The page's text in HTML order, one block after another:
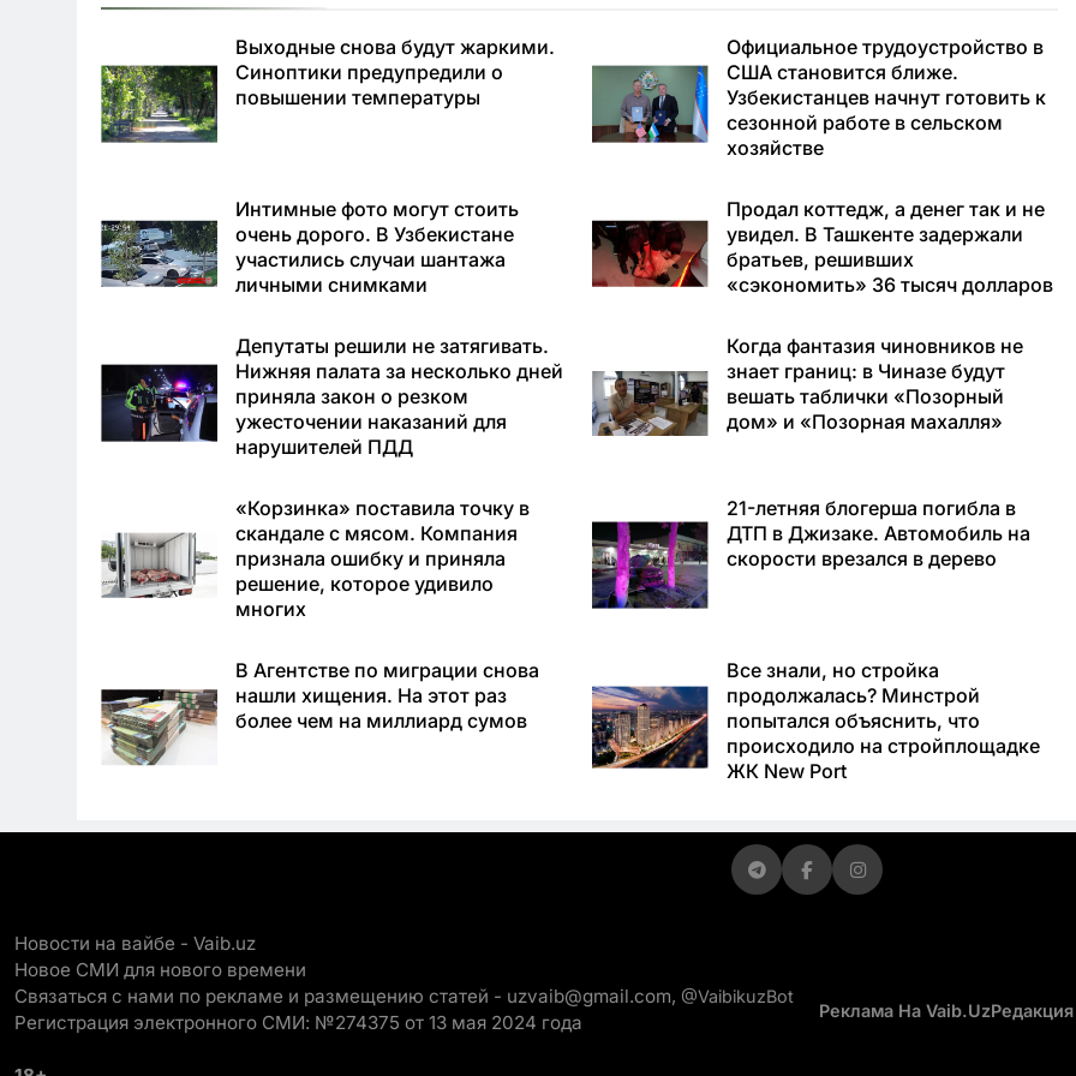
Выходные снова будут жаркими.
Синоптики предупредили о
повышении температуры
Официальное трудоустройство в
США становится ближе.
Узбекистанцев начнут готовить к
сезонной работе в сельском
хозяйстве
Интимные фото могут стоить
очень дорого. В Узбекистане
участились случаи шантажа
личными снимками
Продал коттедж, а денег так и не
увидел. В Ташкенте задержали
братьев, решивших
«сэкономить» 36 тысяч долларов
Депутаты решили не затягивать.
Нижняя палата за несколько дней
приняла закон о резком
ужесточении наказаний для
нарушителей ПДД
Когда фантазия чиновников не
знает границ: в Чиназе будут
вешать таблички «Позорный
дом» и «Позорная махалля»
«Корзинка» поставила точку в
скандале с мясом. Компания
признала ошибку и приняла
решение, которое удивило
многих
21-летняя блогерша погибла в
ДТП в Джизаке. Автомобиль на
скорости врезался в дерево
В Агентстве по миграции снова
нашли хищения. На этот раз
более чем на миллиард сумов
Все знали, но стройка
продолжалась? Минстрой
попытался объяснить, что
происходило на стройплощадке
ЖК New Port
Новости на вайбе - Vaib.uz
Новое СМИ для нового времени
Связаться с нами по рекламе и размещению статей - uzvaib@gmail.com, @VaibikuzBot
Регистрация электронного СМИ: №274375 от 13 мая 2024 года
Реклама На Vaib.uz